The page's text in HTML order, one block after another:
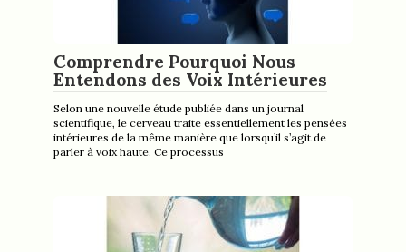
Comprendre Pourquoi Nous
Entendons des Voix Intérieures
Selon une nouvelle étude publiée dans un journal
scientifique, le cerveau traite essentiellement les pensées
intérieures de la même manière que lorsqu’il s’agit de
parler à voix haute. Ce processus